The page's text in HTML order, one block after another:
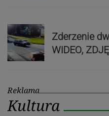
Zderzenie
WIDEO,
Reklama
Kultura